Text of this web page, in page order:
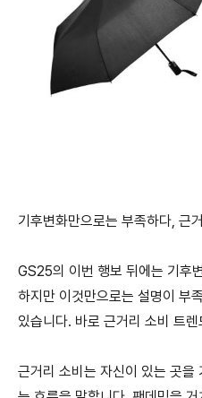
기후변화만으로는 부족하다, 근
GS25의 이번 행보 뒤에는 기후
하지만 이것만으로는 설명이 부
있습니다. 바로 근거리 소비 트렌
근거리 소비는 자신이 있는 곳을